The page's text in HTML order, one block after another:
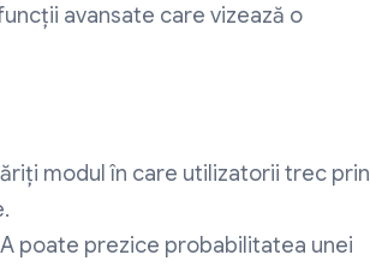
avansate care vizează o
modul în care utilizatorii trec prin
poate prezice probabilitatea unei